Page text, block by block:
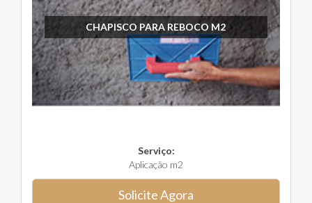
CHAPISCO PARA REBOCO M2
Serviço:
Aplicação m2
Solicite Agora